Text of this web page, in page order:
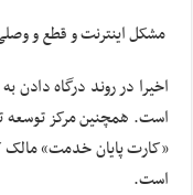
مشکل اینترنت و قطع و
اخیرا در روند درگاه
است. همچنین مرکز توسعه
«کارت پایان خدمت» مالک
است.